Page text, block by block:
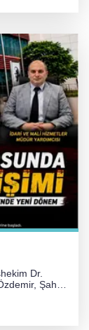
Dr.
Şahin